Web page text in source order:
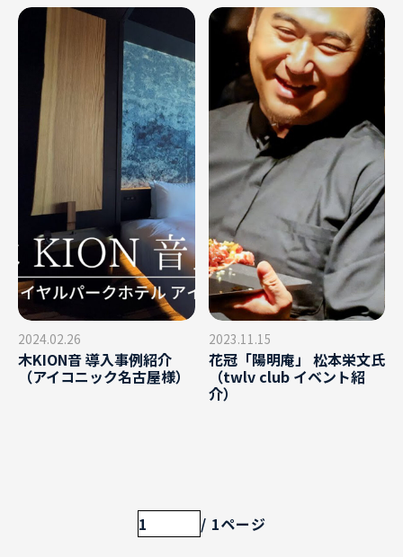
2024.02.26
木KION音 導入事例紹介
（アイコニック名古屋様）
2023.11.15
花冠「陽明庵」 松本栄文氏
（twlv club イベント紹
介）
1 / 1ページ